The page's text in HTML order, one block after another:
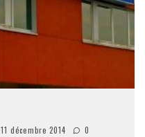
11 décembre 2014 0